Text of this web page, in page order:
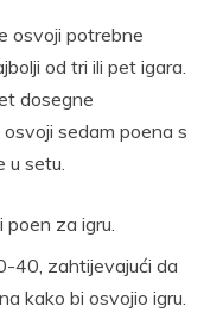
osvoji potrebne
od tri ili pet igara.
dosegne
sedam poena s
u setu.
za igru.
40, zahtijevajući da
kako bi osvojio igru.